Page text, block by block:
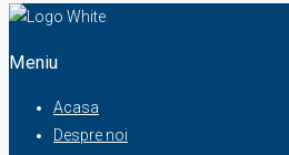
Meniu
Acasa
Despre noi